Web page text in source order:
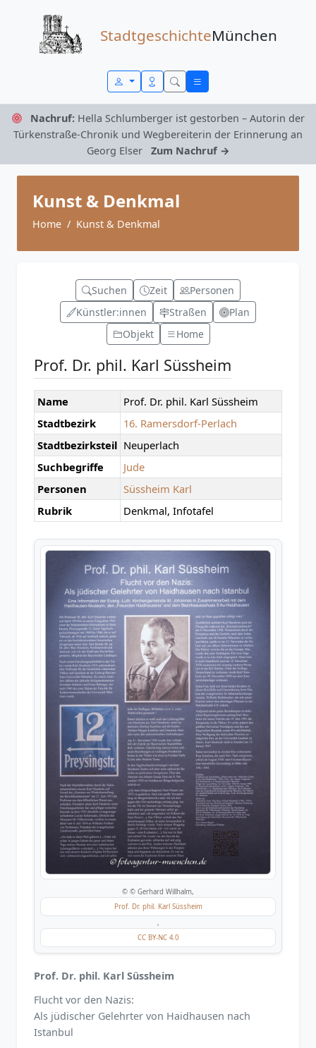
StadtgeschichteMünchen
Nachruf: Hella Schlumberger ist gestorben – Autorin der
Türkenstraße-Chronik und Wegbereiterin der Erinnerung an
Georg Elser
Zum Nachruf →
Kunst & Denkmal
Home Kunst & Denkmal
Suchen Zeit
Personen
Künstler:innen
Straßen
Plan
Objekt
Home
Prof. Dr. phil. Karl Süssheim
Name
Prof. Dr. phil. Karl Süssheim
Stadtbezirk
16. Ramersdorf-Perlach
Stadtbezirksteil Neuperlach
Suchbegriffe
Jude
Personen
Süssheim Karl
Rubrik
Denkmal, Infotafel
© © Gerhard Willhalm,
Prof. Dr. phil. Karl Süssheim
,
CC BY-NC 4.0
Prof. Dr. phil. Karl Süssheim
Flucht vor den Nazis:
Als jüdischer Gelehrter von Haidhausen nach
Istanbul